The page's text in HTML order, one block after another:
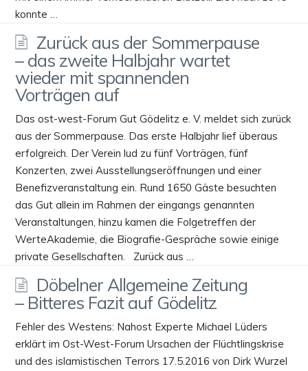
konnte …
Zurück aus der Sommerpause
– das zweite Halbjahr wartet
wieder mit spannenden
Vorträgen auf
Das ost-west-Forum Gut Gödelitz e. V. meldet sich zurück
aus der Sommerpause. Das erste Halbjahr lief überaus
erfolgreich. Der Verein lud zu fünf Vorträgen, fünf
Konzerten, zwei Ausstellungseröffnungen und einer
Benefizveranstaltung ein. Rund 1650 Gäste besuchten
das Gut allein im Rahmen der eingangs genannten
Veranstaltungen, hinzu kamen die Folgetreffen der
WerteAkademie, die Biografie-Gespräche sowie einige
private Gesellschaften. Zurück aus …
Döbelner Allgemeine Zeitung
– Bitteres Fazit auf Gödelitz
Fehler des Westens: Nahost Experte Michael Lüders
erklärt im Ost-West-Forum Ursachen der Flüchtlingskrise
und des islamistischen Terrors 17.5.2016 von Dirk Wurzel